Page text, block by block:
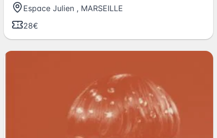
Espace Julien , MARSEILLE
28€